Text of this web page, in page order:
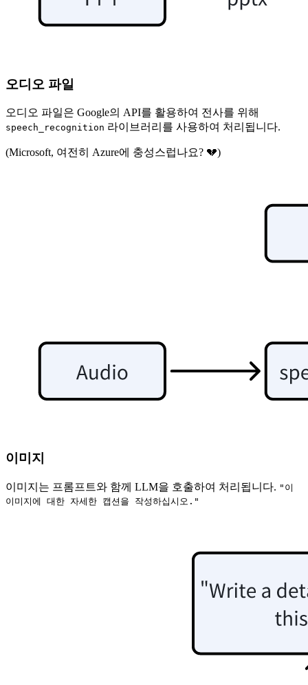
오디오 파일
오디오 파일은 Google의 API를 활용하여 전사를 위해
speech_recognition 라이브러리를 사용하여 처리됩니다.
(Microsoft, 여전히 Azure에 충성스럽나요? 💔)
이미지
이미지는 프롬프트와 함께 LLM을 호출하여 처리됩니다. "이
이미지에 대한 자세한 캡션을 작성하십시오."